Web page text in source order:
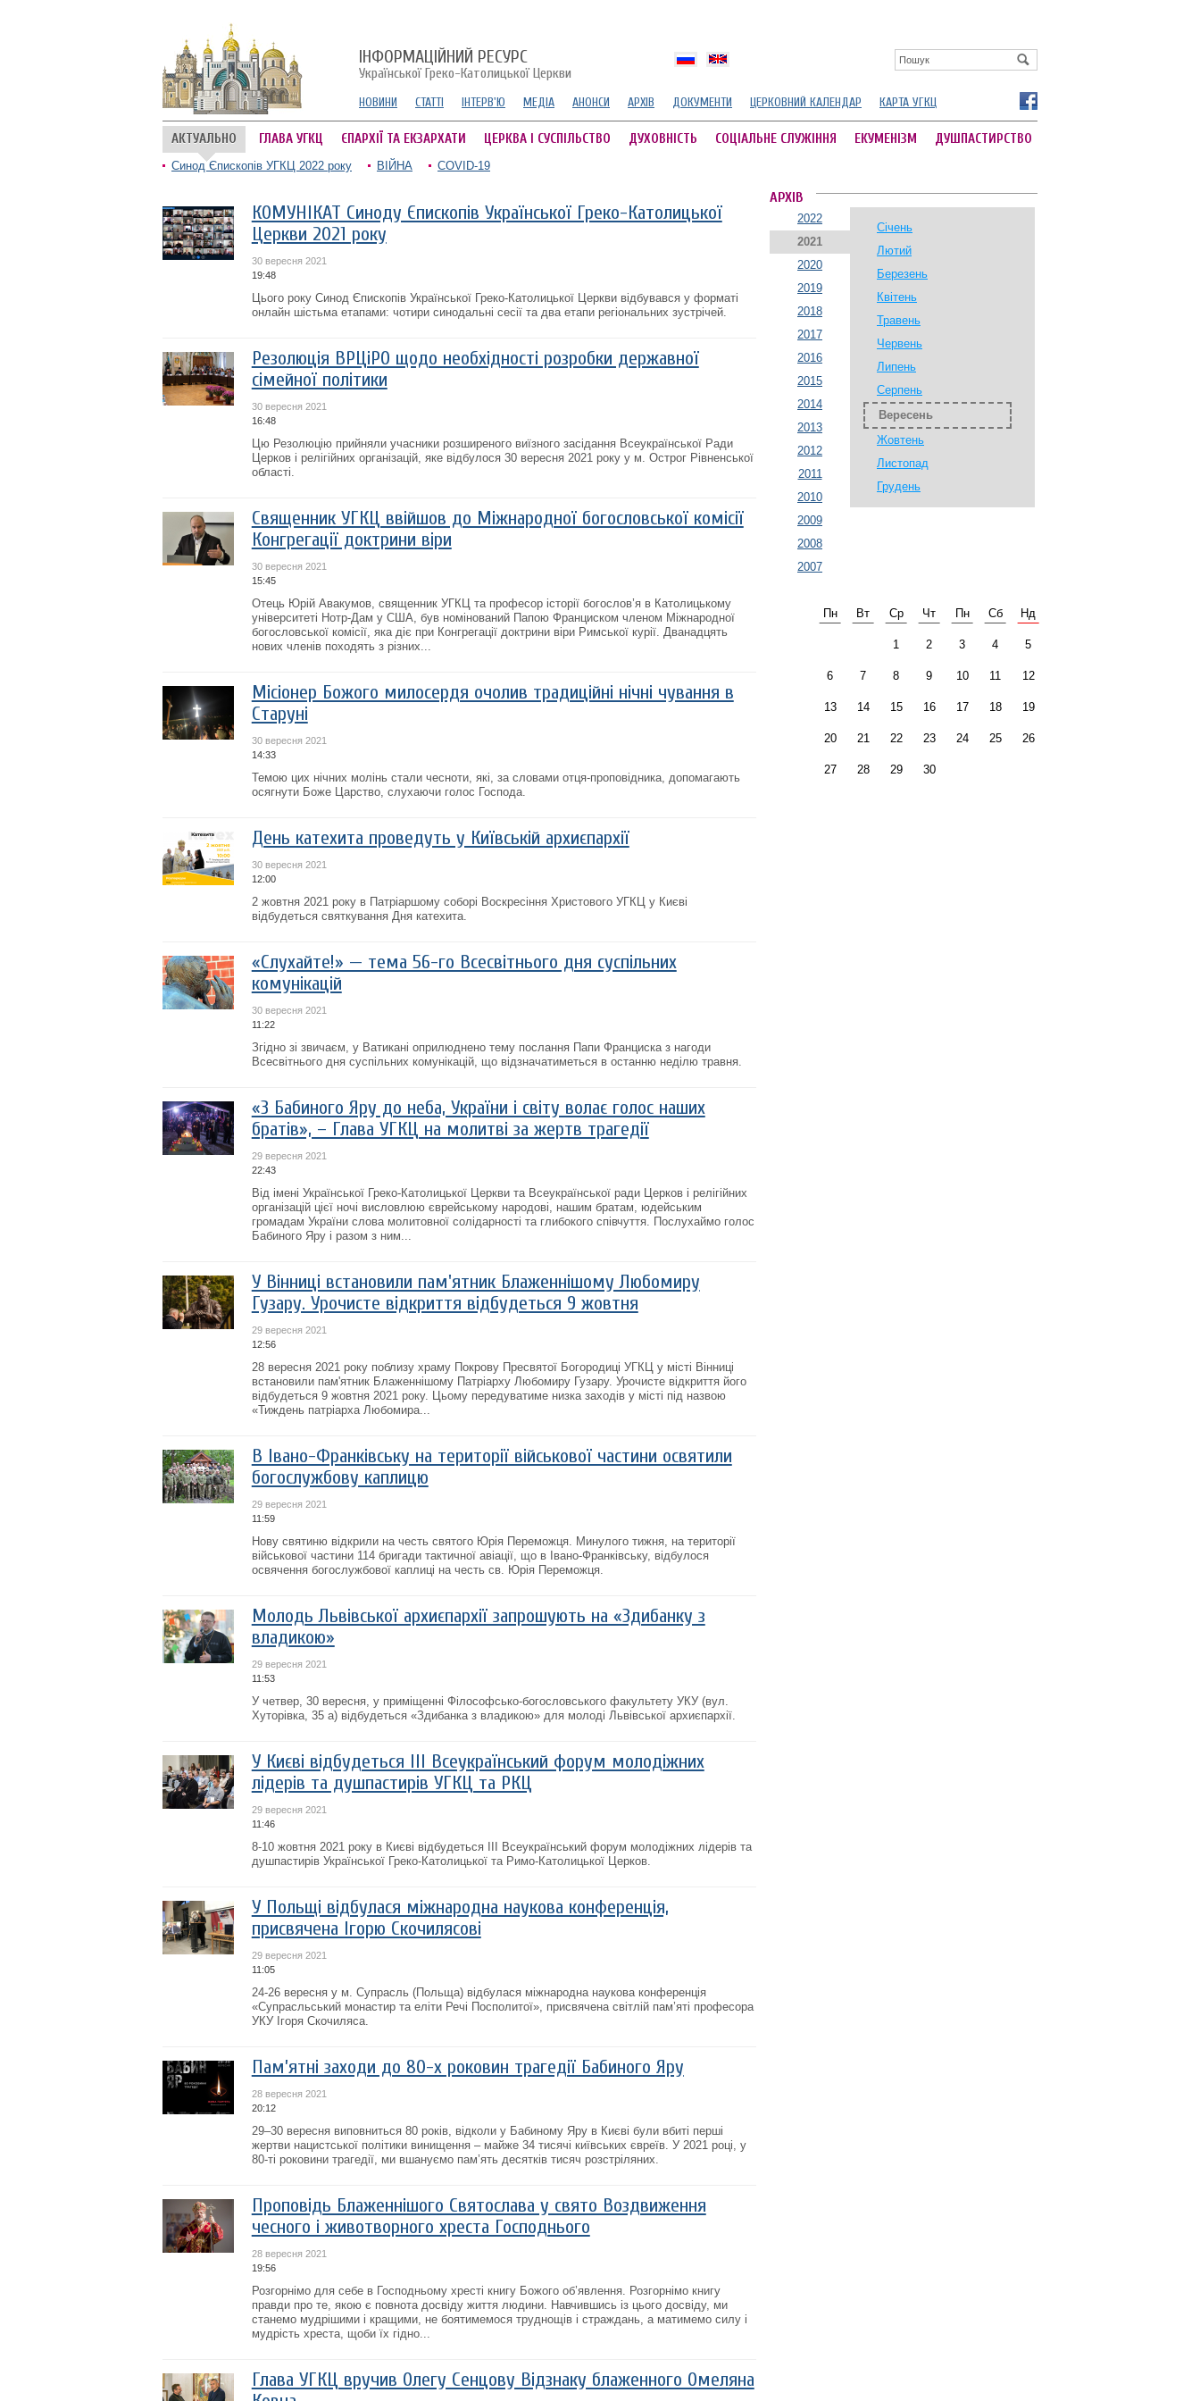
ІНФОРМАЦІЙНИЙ РЕСУРС
Української Греко-Католицької Церкви
НОВИНИ СТАТТІ ІНТЕРВ'Ю МЕДІА АНОНСИ АРХІВ ДОКУМЕНТИ ЦЕРКОВНИЙ КАЛЕНДАР КАРТА УГКЦ
АКТУАЛЬНО ГЛАВА УГКЦ ЄПАРХІЇ ТА ЕКЗАРХАТИ ЦЕРКВА І СУСПІЛЬСТВО ДУХОВНІСТЬ СОЦІАЛЬНЕ СЛУЖІННЯ ЕКУМЕНІЗМ ДУШПАСТИРСТВО
Синод Єпископів УГКЦ 2022 року ВІЙНА COVID-19
КОМУНІКАТ Синоду Єпископів Української Греко-Католицької
Церкви 2021 року
30 вересня 2021
19:48
Цього року Синод Єпископів Української Греко-Католицької Церкви відбувався у форматі
онлайн шістьма етапами: чотири синодальні сесії та два етапи регіональних зустрічей.
Резолюція ВРЦіРО щодо необхідності розробки державної
сімейної політики
30 вересня 2021
16:48
Цю Резолюцію прийняли учасники розширеного виїзного засідання Всеукраїнської Ради
Церков і релігійних організацій, яке відбулося 30 вересня 2021 року у м. Острог Рівненської
області.
Священник УГКЦ ввійшов до Міжнародної богословської комісії
Конгрегації доктрини віри
30 вересня 2021
15:45
Отець Юрій Авакумов, священник УГКЦ та професор історії богослов’я в Католицькому
університеті Нотр-Дам у США, був номінований Папою Франциском членом Міжнародної
богословської комісії, яка діє при Конгрегації доктрини віри Римської курії. Дванадцять
нових членів походять з різних...
Місіонер Божого милосердя очолив традиційні нічні чування в
Старуні
30 вересня 2021
14:33
Темою цих нічних молінь стали чесноти, які, за словами отця-проповідника, допомагають
осягнути Боже Царство, слухаючи голос Господа.
День катехита проведуть у Київській архиєпархії
30 вересня 2021
12:00
2 жовтня 2021 року в Патріаршому соборі Воскресіння Христового УГКЦ у Києві
відбудеться святкування Дня катехита.
«Слухайте!» — тема 56-го Всесвітнього дня суспільних
комунікацій
30 вересня 2021
11:22
Згідно зі звичаєм, у Ватикані оприлюднено тему послання Папи Франциска з нагоди
Всесвітнього дня суспільних комунікацій, що відзначатиметься в останню неділю травня.
«З Бабиного Яру до неба, України і світу волає голос наших
братів», – Глава УГКЦ на молитві за жертв трагедії
29 вересня 2021
22:43
Від імені Української Греко-Католицької Церкви та Всеукраїнської ради Церков і релігійних
організацій цієї ночі висловлюю єврейському народові, нашим братам, юдейським
громадам України слова молитовної солідарності та глибокого співчуття. Послухаймо голос
Бабиного Яру і разом з ним...
У Вінниці встановили пам'ятник Блаженнішому Любомиру
Гузару. Урочисте відкриття відбудеться 9 жовтня
29 вересня 2021
12:56
28 вересня 2021 року поблизу храму Покрову Пресвятої Богородиці УГКЦ у місті Вінниці
встановили пам'ятник Блаженнішому Патріарху Любомиру Гузару. Урочисте відкриття його
відбудеться 9 жовтня 2021 року. Цьому передуватиме низка заходів у місті під назвою
«Тиждень патріарха Любомира...
В Івано-Франківську на території військової частини освятили
богослужбову каплицю
29 вересня 2021
11:59
Нову святиню відкрили на честь святого Юрія Переможця. Минулого тижня, на території
військової частини 114 бригади тактичної авіації, що в Івано-Франківську, відбулося
освячення богослужбової каплиці на честь св. Юрія Переможця.
Молодь Львівської архиєпархії запрошують на «Здибанку з
владикою»
29 вересня 2021
11:53
У четвер, 30 вересня, у приміщенні Філософсько-богословського факультету УКУ (вул.
Хуторівка, 35 а) відбудеться «Здибанка з владикою» для молоді Львівської архиєпархії.
У Києві відбудеться IIІ Всеукраїнський форум молодіжних
лідерів та душпастирів УГКЦ та РКЦ
29 вересня 2021
11:46
8-10 жовтня 2021 року в Києві відбудеться IIІ Всеукраїнський форум молодіжних лідерів та
душпастирів Української Греко-Католицької та Римо-Католицької Церков.
У Польщі відбулася міжнародна наукова конференція,
присвячена Ігорю Скочилясові
29 вересня 2021
11:05
24-26 вересня у м. Супрасль (Польща) відбулася міжнародна наукова конференція
«Супрасльський монастир та еліти Речі Посполитої», присвячена світлій пам’яті професора
УКУ Ігоря Скочиляса.
Пам’ятні заходи до 80-х роковин трагедії Бабиного Яру
28 вересня 2021
20:12
29–30 вересня виповниться 80 років, відколи у Бабиному Яру в Києві були вбиті перші
жертви нацистської політики винищення – майже 34 тисячі київських євреїв. У 2021 році, у
80-ті роковини трагедії, ми вшануємо пам’ять десятків тисяч розстріляних.
Проповідь Блаженнішого Святослава у свято Воздвиження
чесного і животворного хреста Господнього
28 вересня 2021
19:56
Розгорнімо для себе в Господньому хресті книгу Божого об’явлення. Розгорнімо книгу
правди про те, якою є повнота досвіду життя людини. Навчившись із цього досвіду, ми
станемо мудрішими і кращими, не боятимемося труднощів і страждань, а матимемо силу і
мудрість хреста, щоби їх гідно...
Глава УГКЦ вручив Олегу Сенцову Відзнаку блаженного Омеляна
АРХІВ
2022
2021
2020
2019
2018
2017
2016
2015
2014
2013
2012
2011
2010
2009
2008
2007
Січень
Лютий
Березень
Квітень
Травень
Червень
Липень
Серпень
Вересень
Жовтень
Листопад
Грудень
Пн Вт Ср Чт Пн Сб Нд
1 2 3 4 5
6 7 8 9 10 11 12
13 14 15 16 17 18 19
20 21 22 23 24 25 26
27 28 29 30